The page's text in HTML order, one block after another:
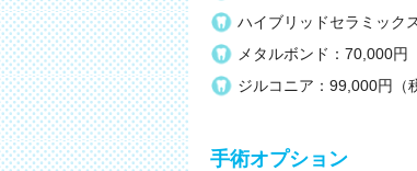
ハイブリッドセラミック
メタルボンド：70,000円
ジルコニア：99,000円（
手術オプション